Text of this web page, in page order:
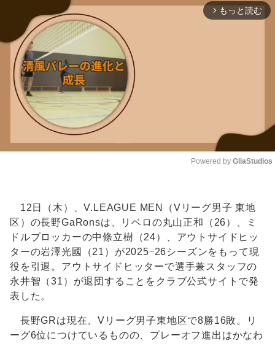
arrow_forward_ios もっと読む
Powered by GliaStudios
12日（木）、V.LEAGUE MEN（Vリーグ男子 東地
区）の長野GaRonsは、リベロの丸山正和（26）、ミ
ドルブロッカーの中條立樹（24）、アウトサイドヒッ
ターの岩澤光國（21）が2025ｰ26シーズンをもって現
役を引退。アウトサイドヒッターで選手兼スタッフの
永井智（31）が退団することをクラブ公式サイトで発
表した。
長野GRは現在、Vリーグ男子東地区で8勝16敗。リ
ーグ6位につけているものの、プレーオフ進出はかなわ